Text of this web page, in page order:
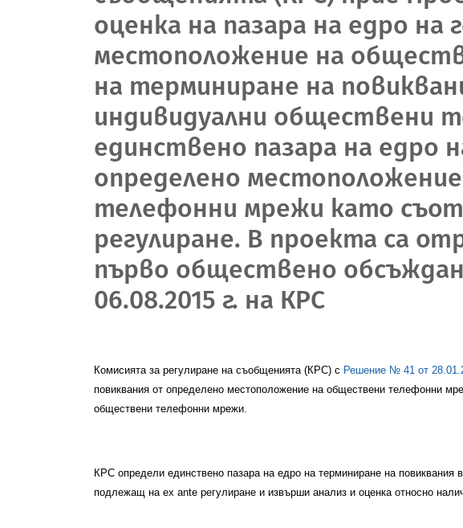
оценка на пазара на едро
местоположение на
на терминиране на
индивидуални обществени
единствено пазара на едро
определено
телефонни мрежи като
регулиране. В проекта са
първо обществено
06.08.2015 г. на КРС
Комисията за регулиране на съобщенията (КРС) с Решение № 41 от
повиквания от определено местоположение на обществени телефонни
обществени телефонни мрежи.
КРС определи единствено пазара на едро на терминиране на повиквания
подлежащ на ex ante регулиране и извърши анализ и оценка относно